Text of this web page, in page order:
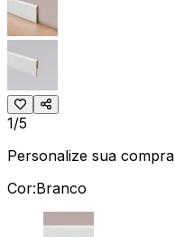
1/5
Personalize sua compra
Cor:Branco